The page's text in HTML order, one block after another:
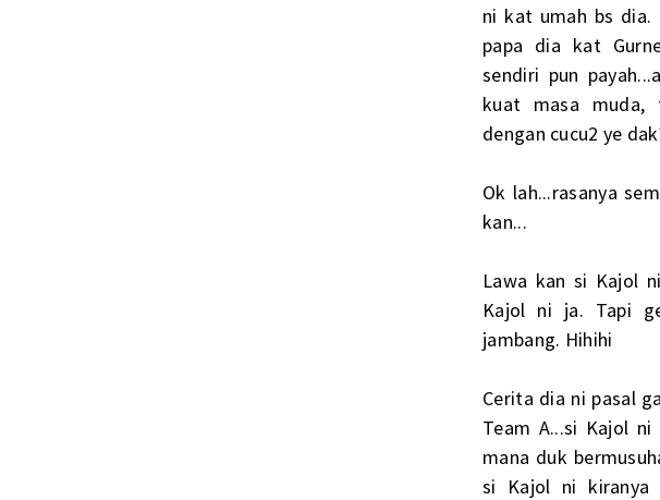
ni kat umah bs dia.
papa dia kat
sendiri pun
kuat masa muda,
dengan cucu2 ye
Ok lah...rasanya
kan...
Lawa kan si Kajol
Kajol ni ja. Tapi
jambang. Hihihi
Cerita dia ni pasal
Team A...si Kajol
mana duk
si Kajol ni kiranya